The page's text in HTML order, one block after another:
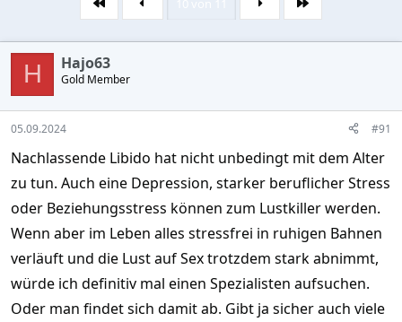
l
e
r
e
l
a
Erste Letzte
H Hajo63
Gold Member
05.09.2024 #91
Nachlassende Libido hat nicht unbedingt mit dem Alter
zu tun. Auch eine Depression, starker beruflicher Stress
oder Beziehungsstress können zum Lustkiller werden.
Wenn aber im Leben alles stressfrei in ruhigen Bahnen
verläuft und die Lust auf Sex trotzdem stark abnimmt,
würde ich definitiv mal einen Spezialisten aufsuchen.
Oder man findet sich damit ab. Gibt ja sicher auch viele